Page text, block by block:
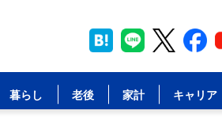
暮らし 老後 家計 キャリア